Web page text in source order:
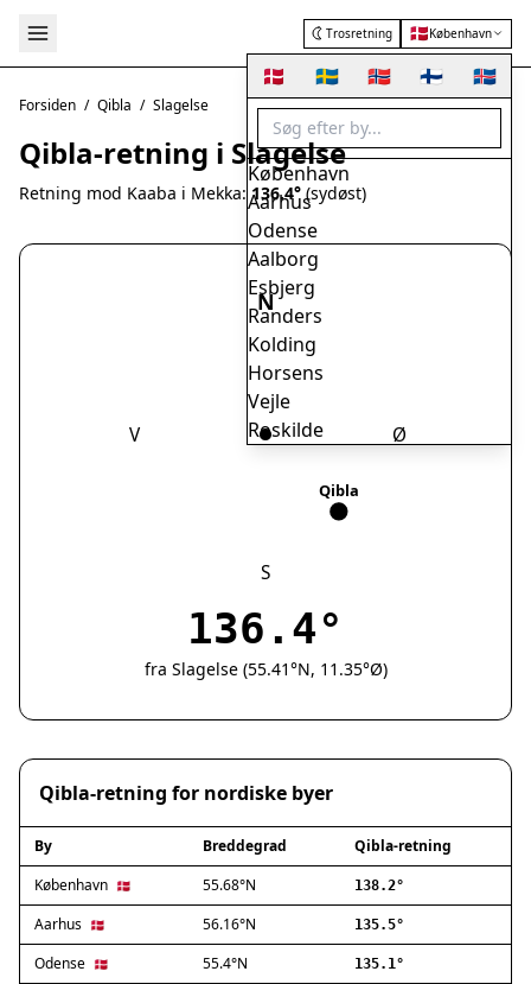
Trosretning 🇩🇰København
🇩🇰 🇸🇪 🇳🇴 🇫🇮 🇮🇸
København
Aarhus
Odense
Aalborg
Esbjerg
Randers
Kolding
Horsens
Vejle
Roskilde
Helsingør
Hørsholm
Næstved
Viborg
Køge
Holstebro
Taastrup
Sønderborg
Holbæk
Svendborg
Hjørring
Frederikshavn
Nørresundby
Forsiden / Qibla / Slagelse
Qibla-retning i Slagelse
Retning mod Kaaba i Mekka: 136.4°(sydøst)
N
Ø
S
V
Qibla
136.4°
fra Slagelse (55.41°N, 11.35°Ø)
Qibla-retning for nordiske byer
By Breddegrad
Qibla-retning
København 🇩🇰 55.68°N 138.2°
Aarhus 🇩🇰 56.16°N 135.5°
Odense 🇩🇰 55.4°N 135.1°